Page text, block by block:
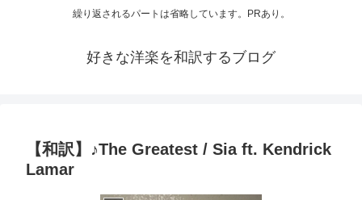
繰り返されるパートは省略しています。PRあり。
好きな洋楽を和訳するブログ
【和訳】♪The Greatest / Sia ft. Kendrick
Lamar